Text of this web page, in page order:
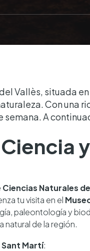
Vallès, situada
Con una
semana. A
Ciencia
Ciencias Naturales
tu visita en el
paleontología y
natural de la región.
Sant Martí: